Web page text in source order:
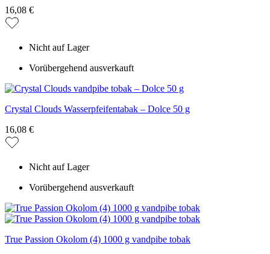
16,08 €
Nicht auf Lager
Vorübergehend ausverkauft
Crystal Clouds Wasserpfeifentabak – Dolce 50 g
16,08 €
Nicht auf Lager
Vorübergehend ausverkauft
True Passion Okolom (4) 1000 g vandpibe tobak